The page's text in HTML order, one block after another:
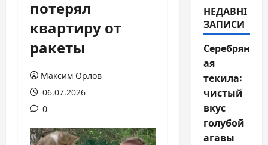
потерял
квартиру от
ракеты
Максим Орлов
06.07.2026
0
НЕДАВНІ
ЗАПИСИ
Серебрян
ая
текила:
чистый
вкус
голубой
агавы